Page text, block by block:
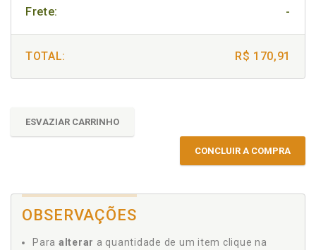
Frete: -
TOTAL: R$ 170,91
ESVAZIAR CARRINHO
CONCLUIR A COMPRA
OBSERVAÇÕES
Para alterar a quantidade de um item clique na